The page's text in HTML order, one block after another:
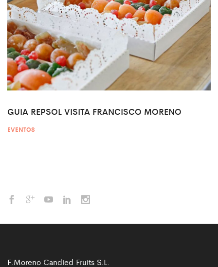
GUIA REPSOL VISITA FRANCISCO MORENO
EVENTOS
F.Moreno Candied Fruits S.L.